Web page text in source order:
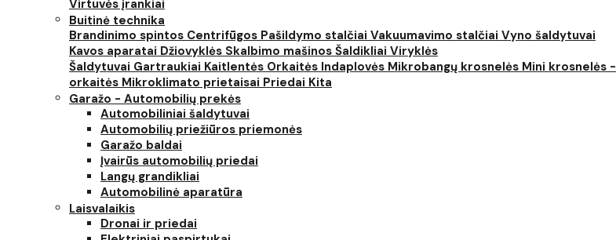
Virtuvės įrankiai
Buitinė technika
Brandinimo spintos Centrifūgos Pašildymo stalčiai Vakuumavimo stalčiai Vyno šaldytuvai
Kavos aparatai Džiovyklės Skalbimo mašinos Šaldikliai Viryklės
Šaldytuvai Gartraukiai Kaitlentės Orkaitės Indaplovės Mikrobangų krosnelės Mini krosnelės -
orkaitės Mikroklimato prietaisai Priedai Kita
Garažo - Automobilių prekės
Automobiliniai šaldytuvai
Automobilių priežiūros priemonės
Garažo baldai
Įvairūs automobilių priedai
Langų grandikliai
Automobilinė aparatūra
Laisvalaikis
Dronai ir priedai